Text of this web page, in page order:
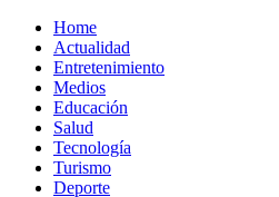
Home
Actualidad
Entretenimiento
Medios
Educación
Salud
Tecnología
Turismo
Deporte